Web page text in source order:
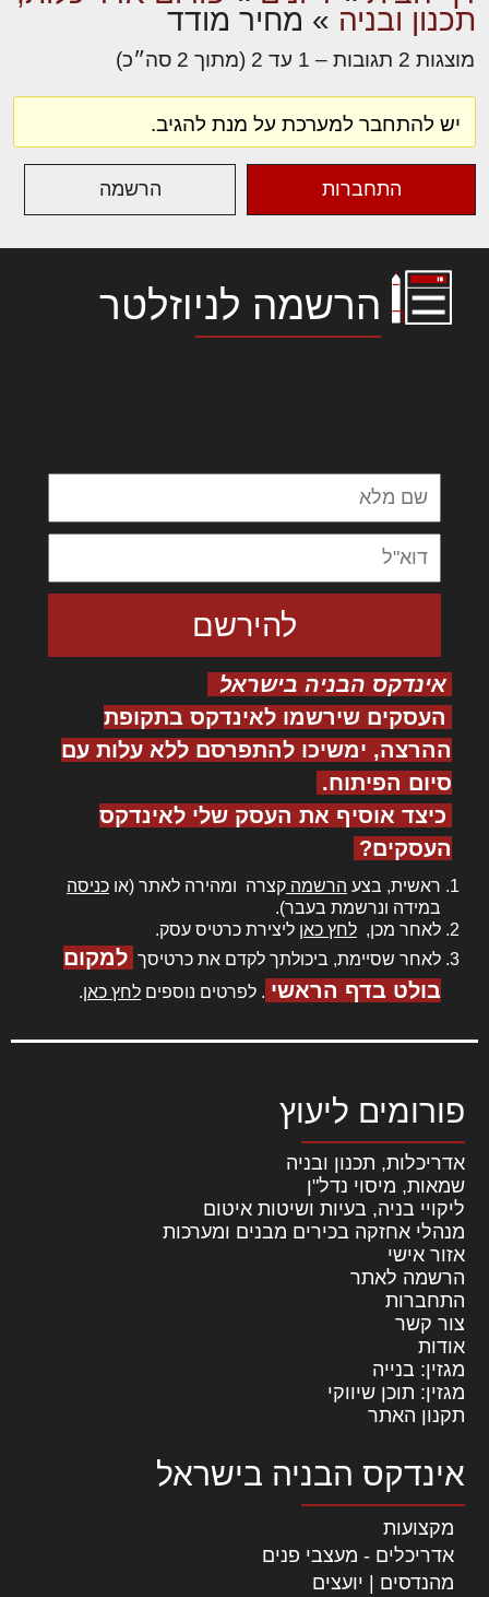
תכנון ובניה » מחיר מודד
מוצגות 2 תגובות – 1 עד 2 (מתוך 2 סה״כ)
יש להתחבר למערכת על מנת להגיב.
התחברות הרשמה
הרשמה לניוזלטר
אינדקס הבניה בישראל
העסקים שירשמו לאינדקס בתקופת
ההרצה, ימשיכו להתפרסם ללא עלות עם
סיום הפיתוח.
כיצד אוסיף את העסק שלי לאינדקס
העסקים?
ראשית, בצע הרשמה קצרה ומהירה לאתר (או כניסה
במידה ונרשמת בעבר).
לאחר מכן, לחץ כאן ליצירת כרטיס עסק.
לאחר שסיימת, ביכולתך לקדם את כרטיסך למקום
בולט בדף הראשי . לפרטים נוספים לחץ כאן.
פורומים ליעוץ
אדריכלות, תכנון ובניה
שמאות, מיסוי נדל"ן
ליקויי בניה, בעיות ושיטות איטום
מנהלי אחזקה בכירים מבנים ומערכות
אזור אישי
הרשמה לאתר
התחברות
צור קשר
אודות
מגזין: בנייה
מגזין: תוכן שיווקי
תקנון האתר
אינדקס הבניה בישראל
מקצועות
אדריכלים - מעצבי פנים
מהנדסים | יועצים